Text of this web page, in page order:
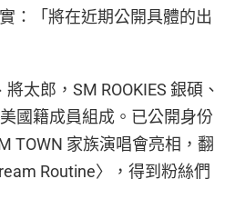
：「將在近期公開具體的出
太郎，SM ROOKIES 銀碩、
國籍成員組成。已公開身份
TOWN 家族演唱會亮相，翻
Routine〉，得到粉絲們